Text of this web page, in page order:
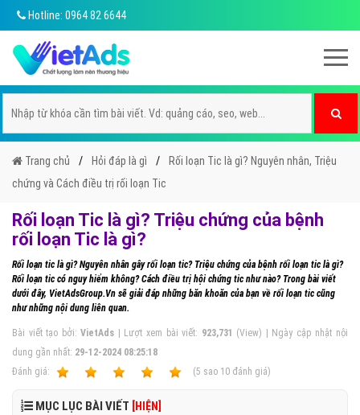
Hotline: 0964 82 6644
Trang chủ Hỏi đáp là gì
Rối loạn Tic là gì? Nguyên nhân, Triệu
chứng và Cách điều trị rối loạn Tic
Rối loạn Tic là gì? Triệu chứng của bệnh
rối loạn Tic là gì?
Rối loạn tic là gì? Nguyên nhân gây rối loạn tic? Triệu chứng của bệnh rối loạn tic là gì?
Rối loạn tic có nguy hiểm không? Cách điều trị hội chứng tic như nào? Trong bài viết
dưới đây, VietAdsGroup.Vn sẽ giải đáp những băn khoăn của bạn về rối loạn tic cũng
như những nội dung liên quan.
Bài viết tạo bởi:VietAds | Lượt xem bài viết: 923,731 (View) | Ngày cập nhật nội
dung gần nhất: 29-12-2024 08:25:18
Ðánh giá:
(5 sao 10 đánh giá)
MỤC LỤC BÀI VIẾT [HIỆN]